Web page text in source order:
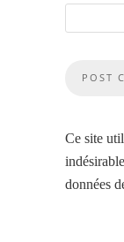
Ce site
données